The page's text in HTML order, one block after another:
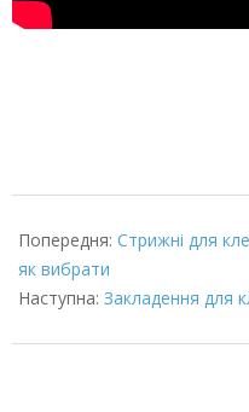
01-
29
Попередня: Стрижні для
як вибрати
Наступна: Закладення для